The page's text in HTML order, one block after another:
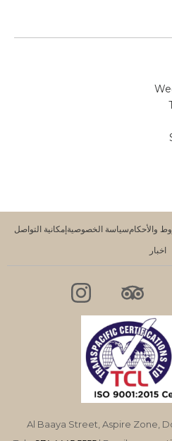
والأحكامسياسة الخصوصيةإمكانية التواصل
اخبار
T
r
i
p
a
d
v
I
n
r
Al Baaya Street, Aspire Zone,